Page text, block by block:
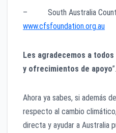
– South Australia
www.cfsfoundation.org.au
Les agradecemos a
y ofrecimientos de apoyo”.
Ahora ya sabes, si además
respecto al cambio
directa y ayudar a Australia